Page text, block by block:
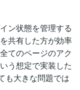
ン状態を管理する
共有した方が効率
てのページのアク
う想定で実装した
も大きな問題では